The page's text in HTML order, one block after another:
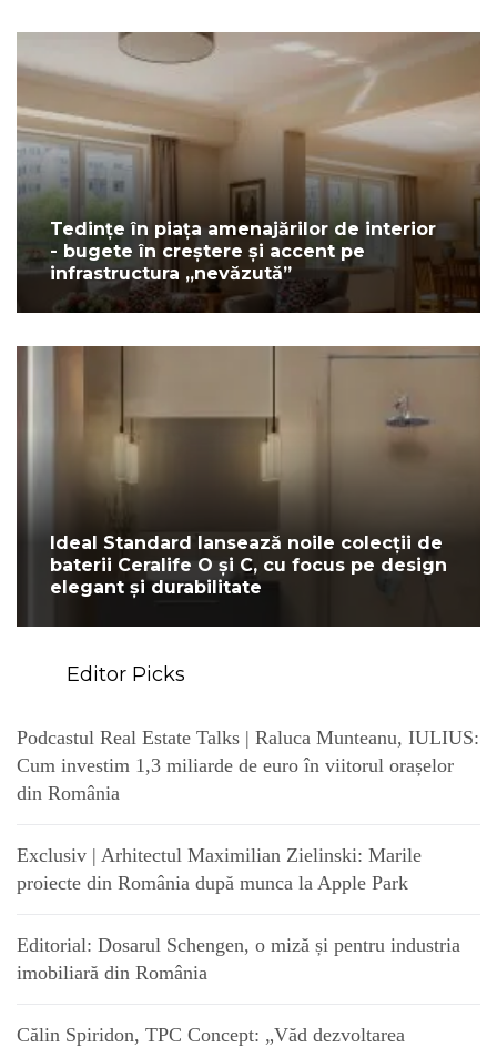
Tedințe în piața amenajărilor de interior
- bugete în creștere și accent pe
infrastructura „nevăzută”
Ideal Standard lansează noile colecții de
baterii Ceralife O și C, cu focus pe design
elegant și durabilitate
Editor Picks
Podcastul Real Estate Talks | Raluca Munteanu, IULIUS:
Cum investim 1,3 miliarde de euro în viitorul orașelor
din România
Exclusiv | Arhitectul Maximilian Zielinski: Marile
proiecte din România după munca la Apple Park
Editorial: Dosarul Schengen, o miză și pentru industria
imobiliară din România
Călin Spiridon, TPC Concept: „Văd dezvoltarea